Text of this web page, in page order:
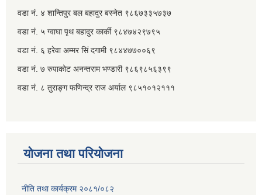
वडा नं. ४ शान्तिपुर बल बहादुर बस्नेत​ ९८६७३३५७३७
वडा नं. ५ ग्वाघा पृथ बहादुर कार्की ९८४७४२९७९५
वडा नं. ६ हरेवा अम्मर सिं दगामी​ ९८४४७७००६९
वडा नं. ७ ‌‍रुपाकोट अनन्तराम भण्डारी ९८६९८५६३९९
वडा नं. ८ तुराङ्ग फणिन्द्र राज अर्याल ९८५१०१२१११
योजना तथा परियोजना
नीति तथा कार्यक्रम २०८१/०८२